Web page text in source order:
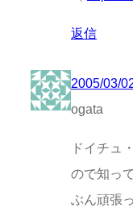
返信
2005/03/
ogata
ドイチュ
ので知っ
ぶん頑張